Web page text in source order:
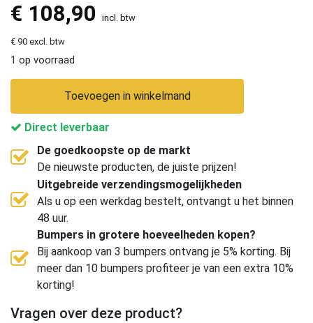
€ 108,90 incl. btw
€ 90 excl. btw
1 op voorraad
Toevoegen in winkelmand
Direct leverbaar
De goedkoopste op de markt
De nieuwste producten, de juiste prijzen!
Uitgebreide verzendingsmogelijkheden
Als u op een werkdag bestelt, ontvangt u het binnen
48 uur.
Bumpers in grotere hoeveelheden kopen?
Bij aankoop van 3 bumpers ontvang je 5% korting. Bij
meer dan 10 bumpers profiteer je van een extra 10%
korting!
Vragen over deze product?